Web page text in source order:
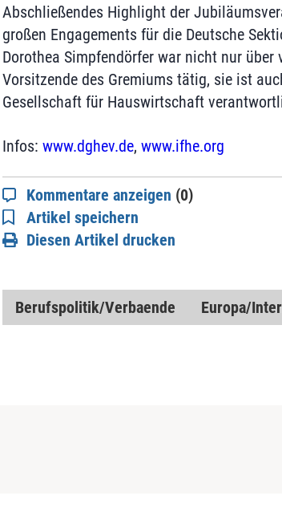
Abschließendes Highlight der
großen Engagements für die Deutsche
Dorothea Simpfendörfer war nicht nur
Vorsitzende des Gremiums tätig, sie ist
Gesellschaft für Hauswirtschaft
Infos: www.dghev.de, www.ifhe.org
Kommentare anzeigen (0)
Artikel speichern
Diesen Artikel drucken
Berufspolitik/Verbaende Europa/